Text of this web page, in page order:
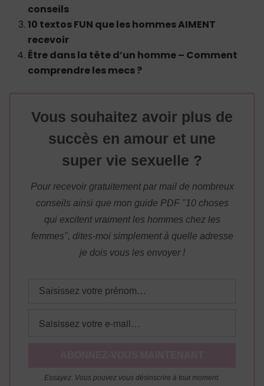
conseils
10 textos FUN que les hommes AIMENT
recevoir
Être dans la tête d’un homme – Comment
comprendre les mecs ?
Vous souhaitez avoir plus de
succès en amour et une
super vie sexuelle ?
Pour recevoir gratuitement par mail de nombreux
conseils ainsi que mon guide PDF "10 choses
qui excitent vraiment les hommes chez les
femmes", dites-moi simplement à quelle adresse
je dois vous les envoyer !
Essayez. Vous pouvez vous désinscrire à tout moment.